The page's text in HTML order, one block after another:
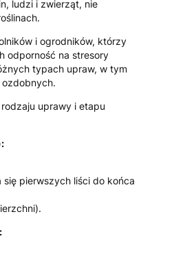
ludzi i zwierząt, nie
i ogrodników, którzy
odporność na stresory
typach upraw, w tym
uprawy i etapu
pierwszych liści do końca